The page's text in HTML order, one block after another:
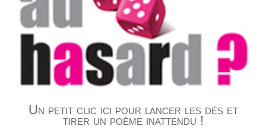
Un petit clic ici pour lancer les dés et
tirer un poème inattendu !